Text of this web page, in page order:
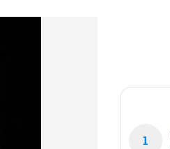
1